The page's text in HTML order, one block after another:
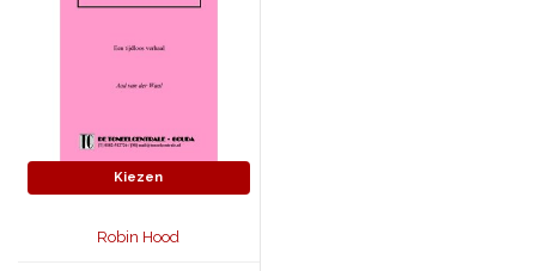
HANDBOEKEN
THEATERBOEKEN
Kiezen
Robin Hood